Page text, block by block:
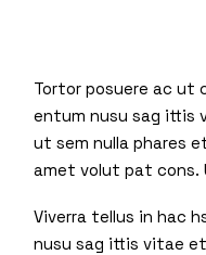
Tortor posuere ac ut
entum nusu sag ittis
ut sem nulla phares
amet volut pat cons.
Viverra tellus in hac
nusu sag ittis vitae